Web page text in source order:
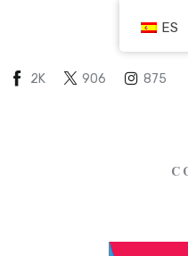
2K 906 875
COLEGIADOS
TRANSPARENCIA
ES